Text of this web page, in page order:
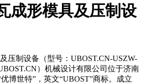
成形模具及压制设
压制设备（型号：UBOST.CN-USZW-
）机械设计有限公司位于济南
博世特”，英文“UBOST”商标。成立